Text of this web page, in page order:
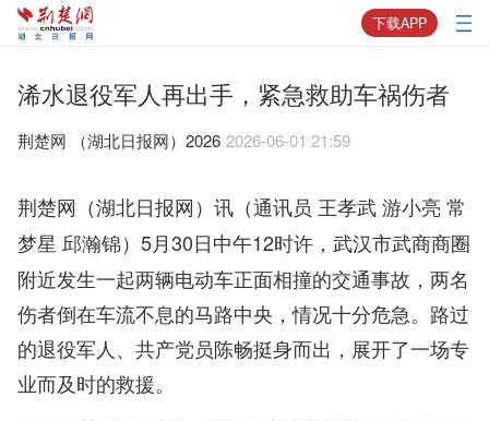
下载APP
浠水退役军人再出手，紧急救助车祸伤者
荆楚网 ​（湖北日报网）2026 2026-06-01 21:59
荆楚网（湖北日报网）讯（通讯员 王孝武 游小亮 常
梦星 邱瀚锦） 5月30日中午12时许，武汉市武商商圈
附近发生一起两辆电动车正面相撞的交通事故，两名
伤者倒在车流不息的马路中央，情况十分危急。路过
的退役军人、共产党员陈畅挺身而出，展开了一场专
业而及时的救援。